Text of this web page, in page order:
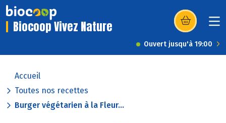
Biocoop Vivez Nature (s’ouvre dans
Ouvert jusqu'à 19:00
Accueil
Toutes nos recettes
Burger végétarien à la Fleur...